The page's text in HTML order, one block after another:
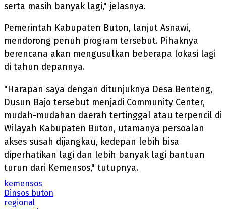
serta masih banyak lagi," jelasnya.
Pemerintah Kabupaten Buton, lanjut Asnawi,
mendorong penuh program tersebut. Pihaknya
berencana akan mengusulkan beberapa lokasi lagi
di tahun depannya.
"Harapan saya dengan ditunjuknya Desa Benteng,
Dusun Bajo tersebut menjadi Community Center,
mudah-mudahan daerah tertinggal atau terpencil di
Wilayah Kabupaten Buton, utamanya persoalan
akses susah dijangkau, kedepan lebih bisa
diperhatikan lagi dan lebih banyak lagi bantuan
turun dari Kemensos," tutupnya.
kemensos
Dinsos buton
regional